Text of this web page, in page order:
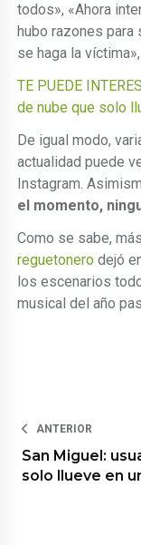
todos», «Ahora
hubo razones para
se haga la
TE PUEDE
de nube que solo
De igual modo,
actualidad puede
Instagram.
el momento,
Como se sabe,
reguetonero dejó
los escenarios
musical del año
ANTERIOR
San Miguel:
solo llueve en